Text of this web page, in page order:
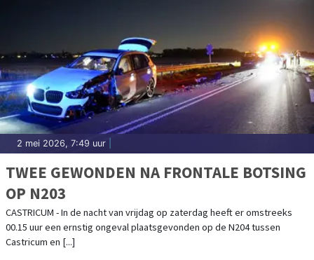
2 mei 2026, 7:49 uur
TWEE GEWONDEN NA FRONTALE BOTSING
OP N203
CASTRICUM - In de nacht van vrijdag op zaterdag heeft er omstreeks
00.15 uur een ernstig ongeval plaatsgevonden op de N204 tussen
Castricum en [...]